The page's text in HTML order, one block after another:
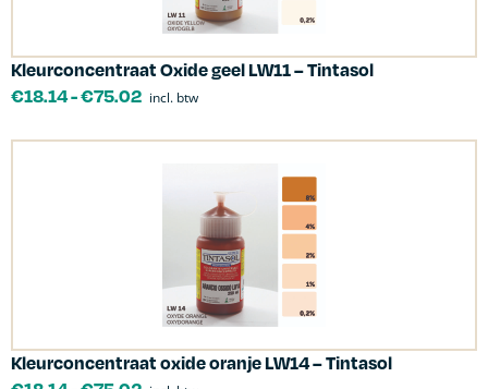
Kleurconcentraat Oxide geel LW11 – Tintasol
€18.14-€75.02 incl. btw
Kleurconcentraat oxide oranje LW14 – Tintasol